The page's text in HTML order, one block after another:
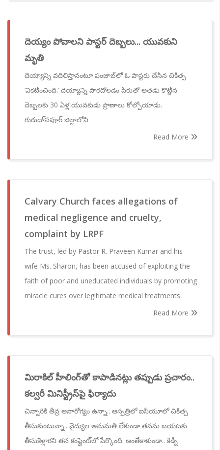
దెయ్యం పోవాలని పాస్టర్ దెబ్బలు... యువకుని
మృతి
దెయ్యాన్ని వదిలిస్తానంటూ పంజాబ్‌లో ఓ పాస్టరు చేసిన చికిత్స
‘వికటించింది.’ దెయ్యాన్ని పారదోలడం పేరుతో అతడు కొట్టిన
దెబ్బలకు 30 ఏళ్ల యువకుడు ప్రాణాలు కోల్పోయాడు.
గురుదా్‌సపూర్‌ జిల్లాలోని
Read More
Calvary Church faces allegations of
medical negligence and cruelty,
complaint by LRPF
The trust, led by Pastor R. Praveen Kumar and his
wife Ms. Sharon, has been accused of exploiting the
faith of poor and uneducated individuals by promoting
miracle cures over legitimate medical treatments.
Read More
మిరాకిల్ హీలింగ్‌తో కాపాడినట్లు తప్పుడు ప్రచారం..
కల్వరీ మినిస్ట్రీస్‌పై ఫిర్యాదు
చిన్నారికి తీవ్ర అనారోగ్యం ఉన్నా.. ఆస్పత్రిలో ఐసీయూలో చికిత్స
తీసుకుంటున్నా.. వైద్యుల అనుమతి లేకుండా తనను బయటకు
తీసుకెళ్లారని తన కంప్లైంట్‌లో పేర్కొంది. అంతేకాకుండా.. కిడ్నీ